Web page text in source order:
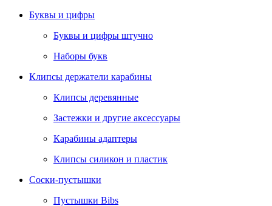
Буквы и цифры
Буквы и цифры штучно
Наборы букв
Клипсы держатели карабины
Клипсы деревянные
Застежки и другие аксессуары
Карабины адаптеры
Клипсы силикон и пластик
Соски-пустышки
Пустышки Bibs